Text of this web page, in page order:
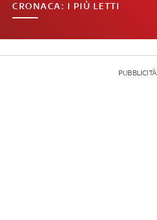
CRONACA: I PIÙ LETTI
PUBBLICITÀ